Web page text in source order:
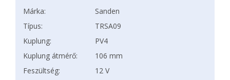
Márka:
Sanden
Típus:
TRSA09
Kuplung:
PV4
Kuplung átmérő:
106 mm
Feszültség:
12 V